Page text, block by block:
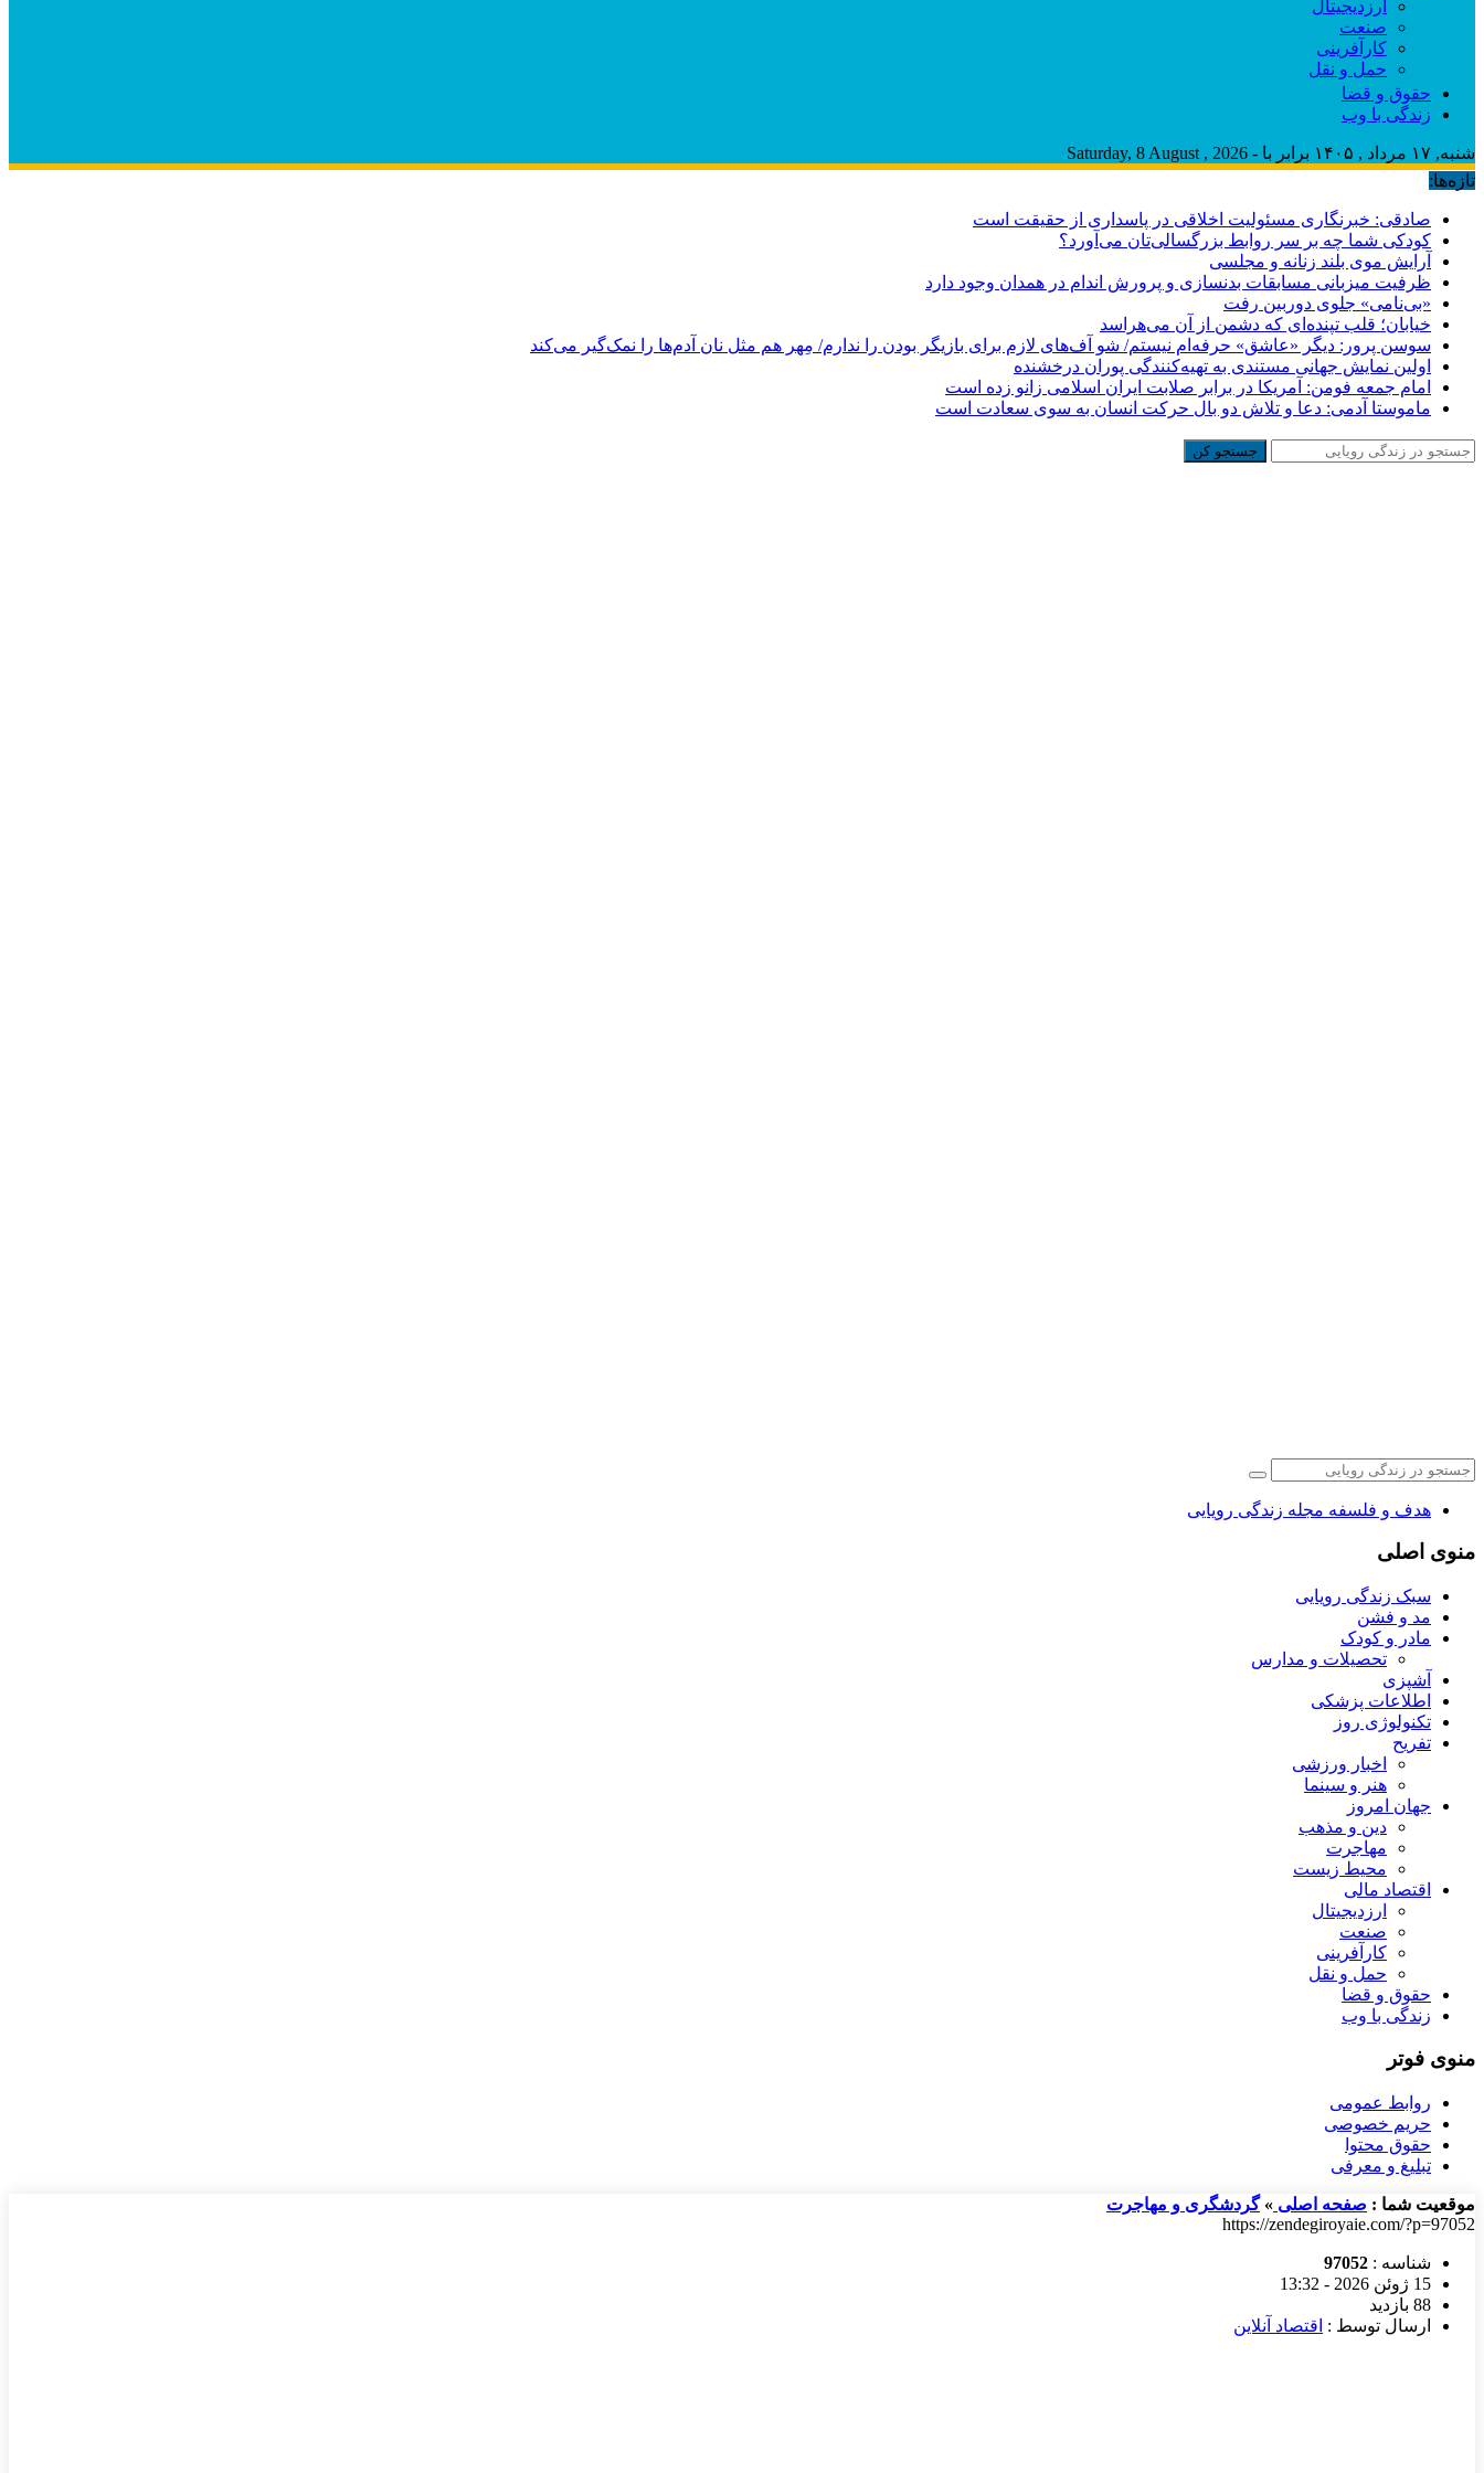
ارزدیجیتال
صنعت
کارآفرینی
حمل و نقل
حقوق و قضا
زندگی با وب
شنبه, ۱۷ مرداد , ۱۴۰۵ برابر با - Saturday, 8 August , 2026
تازه‌ها:
صادقی: خبرنگاری مسئولیت اخلاقی در پاسداری از حقیقت است
کودکی شما چه بر سر روابط بزرگسالی‌تان می‌آورد؟
آرایش موی بلند زنانه و مجلسی
ظرفیت میزبانی مسابقات بدنسازی و پرورش اندام در همدان وجود دارد
«بی‌نامی» جلوی دوربین رفت
خیابان؛ قلب تپنده‌ای که دشمن از آن می‌هراسد
سوسن پرور: دیگر «عاشق» حرفه‌ام نیستم/ شو آف‌های لازم برای بازیگر بودن را ندارم/ مِهر هم مثل نان آدم‌ها را نمک‌گیر می‌کند
اولین نمایش جهانی مستندی به تهیه‌کنندگی پوران درخشنده
امام جمعه فومن: آمریکا در برابر صلابت ایران اسلامی زانو زده است
ماموستا آدمی: دعا و تلاش دو بال حرکت انسان به سوی سعادت است
جستجو کن
هدف و فلسفه مجله زندگی رویایی
منوی اصلی
سبک زندگی رویایی
مد و فشن
مادر و کودک
تحصیلات و مدارس
آشپزی
اطلاعات پزشکی
تکنولوژی روز
تفریح
اخبار ورزشی
هنر و سینما
جهان امروز
دین و مذهب
مهاجرت
محیط زیست
اقتصاد مالی
ارزدیجیتال
صنعت
کارآفرینی
حمل و نقل
حقوق و قضا
زندگی با وب
منوی فوتر
روابط عمومی
حریم خصوصی
حقوق محتوا
تبلیغ و معرفی
موقعیت شما : صفحه اصلی »گردشگری و مهاجرت
https://zendegiroyaie.com/?p=97052
شناسه : 97052
15 ژوئن 2026 - 13:32
88 بازدید
ارسال توسط : اقتصاد آنلاین